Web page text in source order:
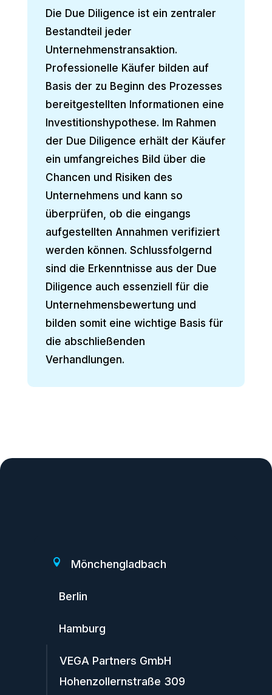
Die Due Diligence ist ein zentraler
Bestandteil jeder
Unternehmenstransaktion.
Professionelle Käufer bilden auf
Basis der zu Beginn des Prozesses
bereitgestellten Informationen eine
Investitionshypothese. Im Rahmen
der Due Diligence erhält der Käufer
ein umfangreiches Bild über die
Chancen und Risiken des
Unternehmens und kann so
überprüfen, ob die eingangs
aufgestellten Annahmen verifiziert
werden können. Schlussfolgernd
sind die Erkenntnisse aus der Due
Diligence auch essenziell für die
Unternehmensbewertung und
bilden somit eine wichtige Basis für
die abschließenden
Verhandlungen.
 Mönchengladbach
Berlin
Hamburg
VEGA Partners GmbH
Hohenzollernstraße 309